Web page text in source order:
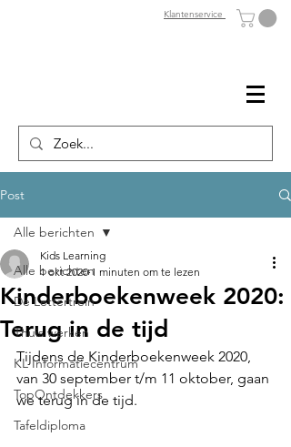
Klantenservice
Post
Alle berichten
De Lettertrein
Thuis werken
KL Informatiecentrum
TopOntdekkers
Tafeldiploma
Alle berichten
Kinderboekenweek 2020:
Terug in de tijd
Kids Learning
1 okt 2020 1 minuten om te lezen
Tijdens de Kinderboekenweek 2020,
van 30 september t/m 11 oktober, gaan
we terug in de tijd.